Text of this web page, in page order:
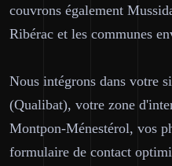
couvrons également
Ribérac et les communes
Nous intégrons dans votre
(Qualibat), votre zone
Montpon-Ménestérol, vos
formulaire de contact